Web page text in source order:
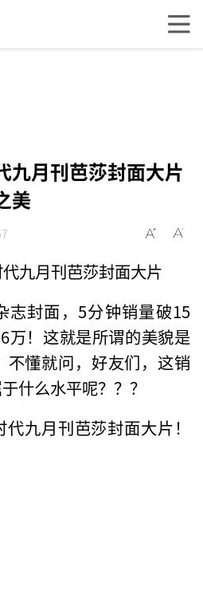
九月刊芭莎封面大片
美
九月刊芭莎封面大片
志封面，5分钟销量破15
万！这就是所谓的美貌是
不懂就问，好友们，这销
什么水平呢？？？
九月刊芭莎封面大片！